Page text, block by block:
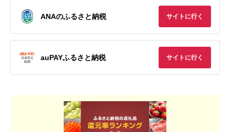
ANAのふるさと納税 サイトに行く
auPAYふるさと納税 サイトに行く